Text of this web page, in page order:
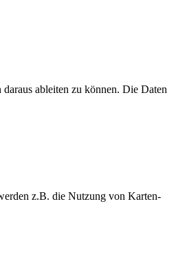
ableiten zu können. Die Daten
z.B. die Nutzung von Karten-